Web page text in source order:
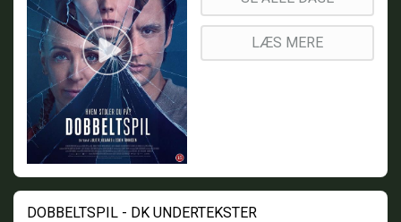
LÆS MERE
DOBBELTSPIL - DK UNDERTEKSTER